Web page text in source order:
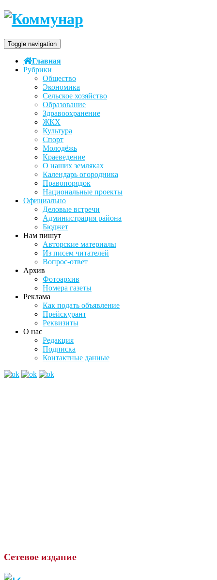
Toggle navigation
Главная
Рубрики
Общество
Экономика
Сельское хозяйство
Образование
Здравоохранение
ЖКХ
Культура
Спорт
Молодёжь
Краеведение
О наших земляках
Календарь огородника
Правопорядок
Национальные проекты
Официально
Деловые встречи
Администрация района
Бюджет
Нам пишут
Авторские материалы
Из писем читателей
Вопрос-ответ
Архив
Фотоархив
Номера газеты
Реклама
Как подать объявление
Прейскурант
Реквизиты
О нас
Редакция
Подписка
Контактные данные
Сетевое издание